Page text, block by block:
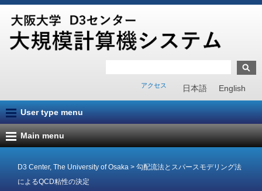
日本語 English
アクセス
User type menu
Main menu
D3 Center, The University of Osaka > 勾配流法とスパースモデリング法
によるQCD粘性の決定